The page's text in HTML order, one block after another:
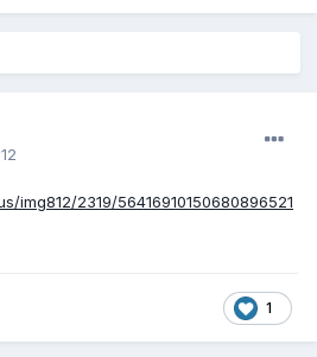
img812/2319/56416910150680896521
1